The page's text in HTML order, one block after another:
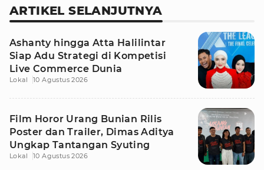
ARTIKEL SELANJUTNYA
Ashanty hingga Atta Halilintar
Siap Adu Strategi di Kompetisi
Live Commerce Dunia
Lokal 10 Agustus 2026
Film Horor Urang Bunian Rilis
Poster dan Trailer, Dimas Aditya
Ungkap Tantangan Syuting
Lokal 10 Agustus 2026